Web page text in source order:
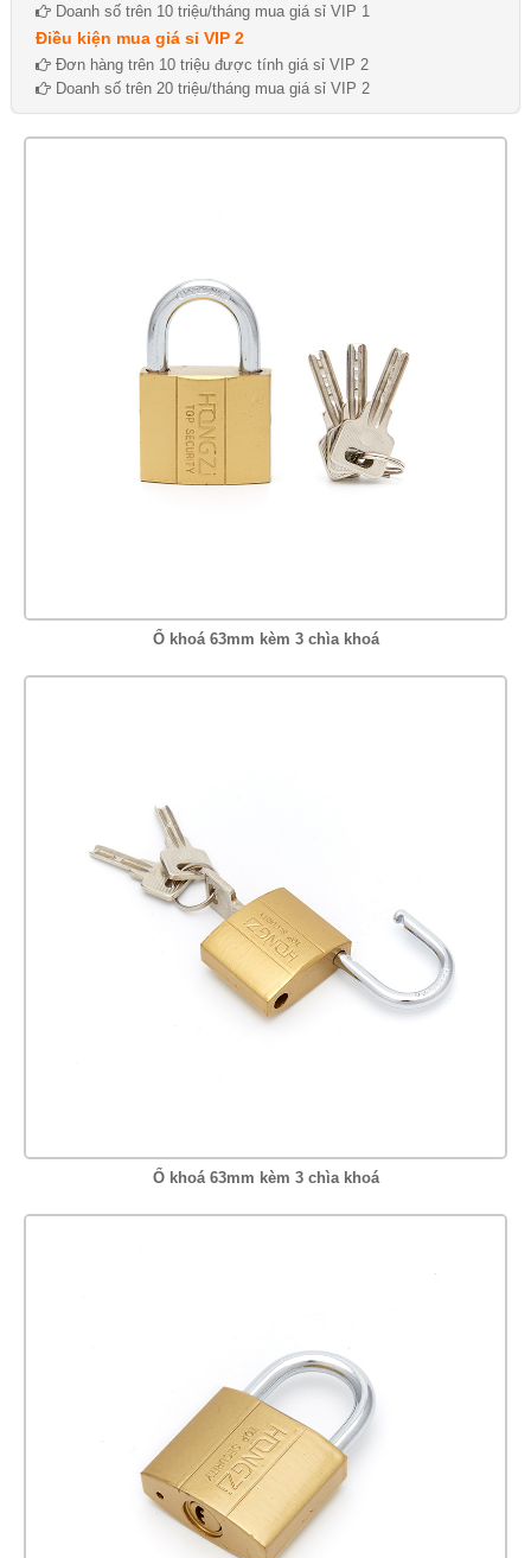
Doanh số trên 10 triệu/tháng mua giá sỉ VIP 1
Điều kiện mua giá sỉ VIP 2
Đơn hàng trên 10 triệu được tính giá sỉ VIP 2
Doanh số trên 20 triệu/tháng mua giá sỉ VIP 2
Ổ khoá 63mm kèm 3 chìa khoá
Ổ khoá 63mm kèm 3 chìa khoá